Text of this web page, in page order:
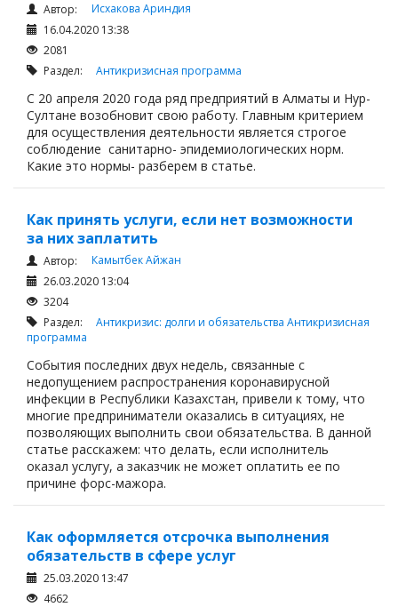
Автор:
Исхакова Ариндия
16.04.2020 13:38
2081
Раздел: Антикризисная программа
С 20 апреля 2020 года ряд предприятий в Алматы и Нур-
Султане возобновит свою работу. Главным критерием
для осуществления деятельности является строгое
соблюдение санитарно- эпидемиологических норм.
Какие это нормы- разберем в статье.
Как принять услуги, если нет возможности
за них заплатить
Автор:
Камытбек Айжан
26.03.2020 13:04
3204
Раздел: Антикризис: долги и обязательства Антикризисная
программа
События последних двух недель, связанные с
недопущением распространения коронавирусной
инфекции в Республики Казахстан, привели к тому, что
многие предприниматели оказались в ситуациях, не
позволяющих выполнить свои обязательства. В данной
статье расскажем: что делать, если исполнитель
оказал услугу, а заказчик не может оплатить ее по
причине форс-мажора.
Как оформляется отсрочка выполнения
обязательств в сфере услуг
25.03.2020 13:47
4662